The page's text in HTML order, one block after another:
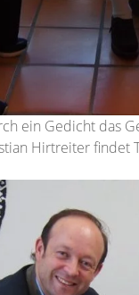
ein Gedicht das
Hirtreiter